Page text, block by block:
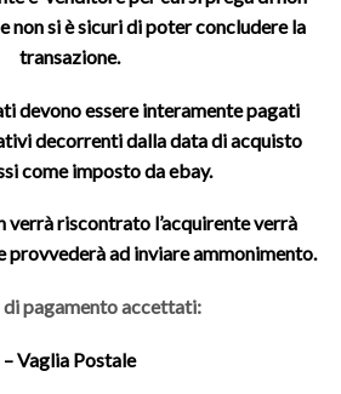
non si è sicuri di poter concludere la
transazione.
devono essere interamente pagati
decorrenti dalla data di acquisto
come imposto da ebay.
verrà riscontrato l’acquirente verrà
provvederà ad inviare ammonimento.
pagamento accettati:
– Vaglia Postale